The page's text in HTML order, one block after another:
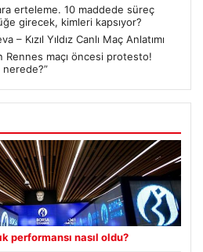
erteleme. 10 maddede süreç
girecek, kimleri kapsıyor?
– Kızıl Yıldız Canlı Maç Anlatımı
Rennes maçı öncesi protesto!
performansı nasıl oldu?